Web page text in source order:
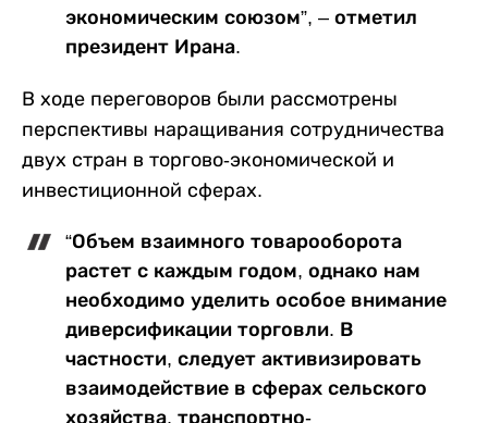
экономическим союзом”, – отметил
президент Ирана.
В ходе переговоров были рассмотрены
перспективы наращивания сотрудничества
двух стран в торгово-экономической и
инвестиционной сферах.
“Объем взаимного товарооборота
растет с каждым годом, однако нам
необходимо уделить особое внимание
диверсификации торговли. В
частности, следует активизировать
взаимодействие в сферах сельского
хозяйства, транспортно-